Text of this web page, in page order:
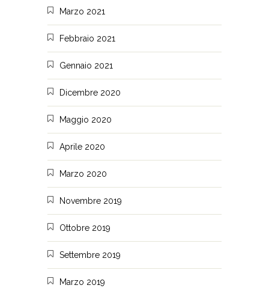
Marzo 2021
Febbraio 2021
Gennaio 2021
Dicembre 2020
Maggio 2020
Aprile 2020
Marzo 2020
Novembre 2019
Ottobre 2019
Settembre 2019
Marzo 2019